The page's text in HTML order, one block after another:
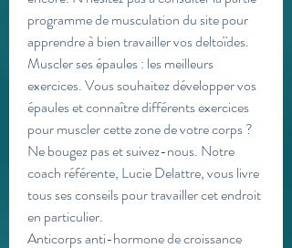
programme de musculation du site pour
apprendre à bien travailler vos deltoïdes.
Muscler ses épaules : les meilleurs
exercices. Vous souhaitez développer vos
épaules et connaître différents exercices
pour muscler cette zone de votre corps ?
Ne bougez pas et suivez-nous. Notre
coach référente, Lucie Delattre, vous livre
tous ses conseils pour travailler cet endroit
en particulier.
Anticorps anti-hormone de croissance